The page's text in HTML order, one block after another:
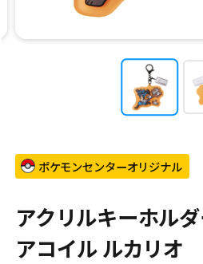
ポケモンセンターオリジナル
アクリルキーホル
アコイル ルカリオ